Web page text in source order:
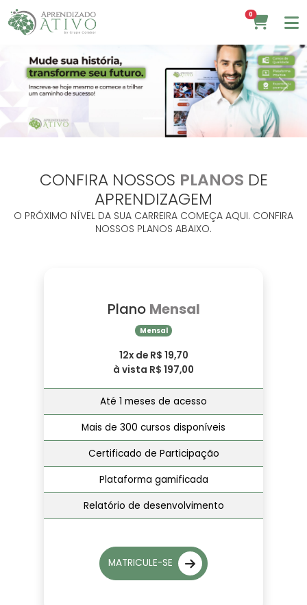
0
Previous Next
CONFIRA NOSSOS PLANOS DE
APRENDIZAGEM
O PRÓXIMO NÍVEL DA SUA CARREIRA COMEÇA AQUI. CONFIRA
NOSSOS PLANOS ABAIXO.
Plano Mensal
Mensal
12x de R$ 19,70
à vista R$ 197,00
Até 1 meses de acesso
Mais de 300 cursos disponíveis
Certificado de Participação
Plataforma gamificada
Relatório de desenvolvimento
MATRICULE-SE